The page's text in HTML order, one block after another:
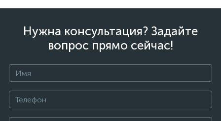
Нужна консультация? Задайте
вопрос прямо сейчас!